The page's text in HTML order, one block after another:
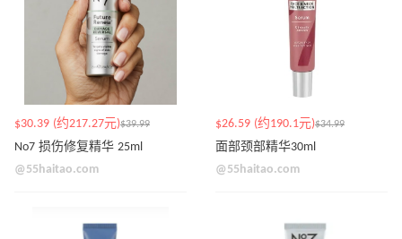
$30.39 (约217.27元)$39.99
No7 损伤修复精华 25ml
@55haitao.com
$26.59 (约190.1元)$34.99
面部颈部精华30ml
@55haitao.com